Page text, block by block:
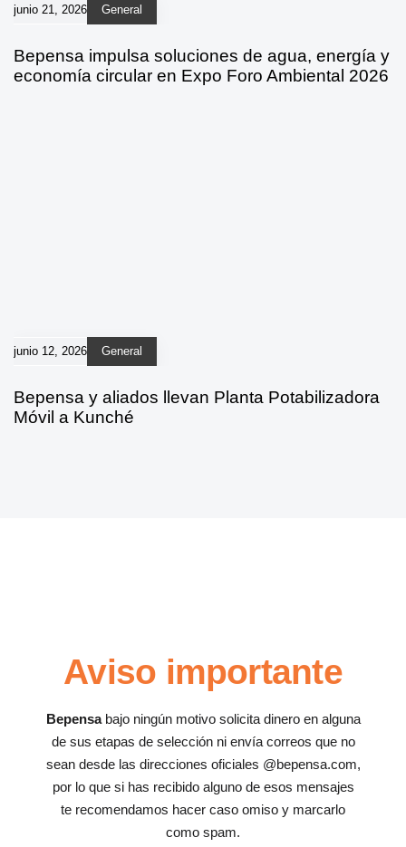
junio 21, 2026 General
Bepensa impulsa soluciones de agua, energía y
economía circular en Expo Foro Ambiental 2026
junio 12, 2026 General
Bepensa y aliados llevan Planta Potabilizadora
Móvil a Kunché
Aviso importante
Bepensabajo ningún motivo solicita dinero en alguna
de sus etapas de selección ni envía correos que no
sean desde las direcciones oficiales @bepensa.com,
por lo que si has recibido alguno de esos mensajes
te recomendamos hacer caso omiso y marcarlo
como spam.